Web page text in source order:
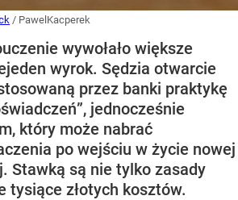
/ PawelKacperek
wywołało większe
wyrok. Sędzia otwarcie
przez banki praktykę
jednocześnie
który może nabrać
po wejściu w życie nowej
Stawką są nie tylko zasady
tysiące złotych kosztów.